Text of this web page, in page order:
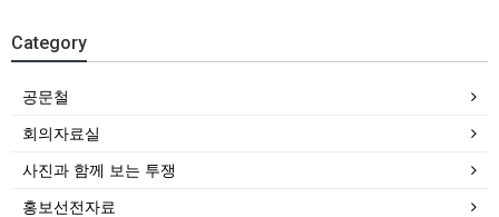
Category
공문철
회의자료실
사진과 함께 보는 투쟁
홍보선전자료